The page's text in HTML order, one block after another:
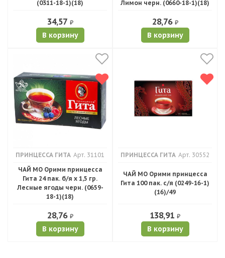
(0311-18-1)(18)
34,57 ₽
В корзину
Лимон черн. (0660-18-1)(18)
28,76 ₽
В корзину
ПРИНЦЕССА ГИТА Арт. 31101
ЧАЙ МО Орими принцесса
Гита 24 пак. б/я х 1,5 гр.
Лесные ягоды черн. (0659-
18-1)(18)
28,76 ₽
В корзину
ПРИНЦЕССА ГИТА Арт. 30552
ЧАЙ МО Орими принцесса
Гита 100 пак. с/я (0249-16-1)
(16)/49
138,91 ₽
В корзину